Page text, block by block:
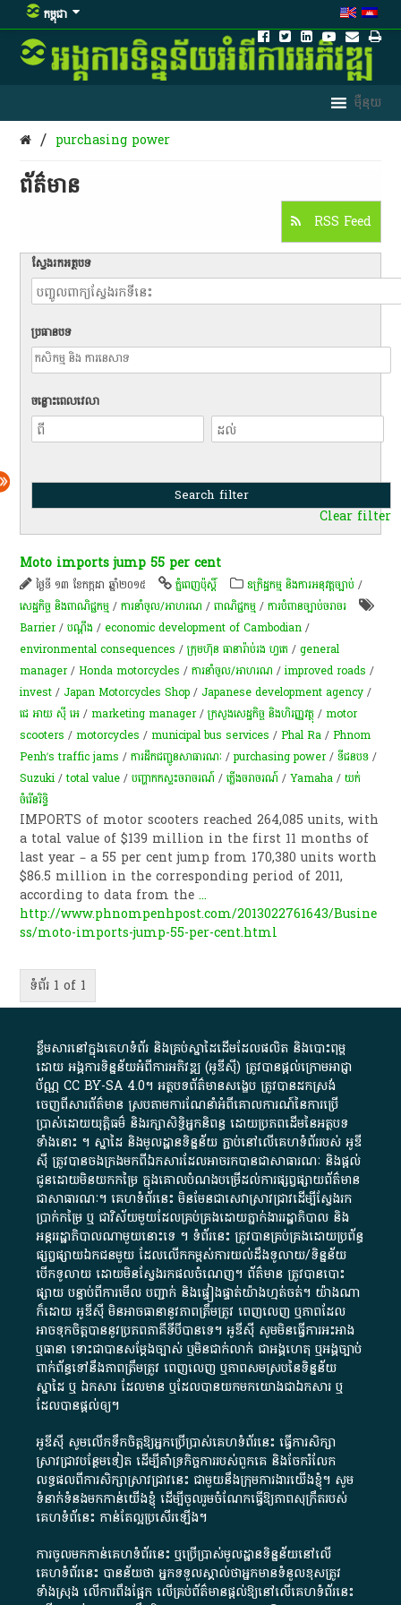
កម្ពុជា
/ purchasing power
ព័ត៌មាន​
RSS Feed
ស្វែងរកអត្ថបទ
ប្រធានបទ
ចន្លោះពេលវេលា
Clear filter
Moto imports jump 55 per cent
ថ្ងៃទី ១៣ ខែកក្កដា ឆ្នាំ២០១៥ ភ្នំពេញប៉ុស្តិ៍ ឧក្រិដ្ឋកម្ម និងការអនុវត្តច្បាប់ /
សេដ្ឋកិច្ច និងពាណិជ្ជកម្ម /ការនាំចូល/អាហរណ /ពាណិជ្ជកម្ម /ការបំពានច្បាប់ចរាចរ
Barrier/បណ្តឹង / economic development of Cambodian /
environmental consequences /ក្រុមហ៊ុន ធានារ៉ាប់រង ហ្វតេ /general
manager/Honda motorcycles /ការនាំចូល/អាហរណ /improved roads /
invest /Japan Motorcycles Shop /Japanese development agency /
ជេ អាយ ស៊ី អេ /marketing manager/ក្រសួងសេដ្ឋកិច្ច និងហិរញ្ញវត្ថុ /motor
scooters /motorcycles /municipal bus services /Phal Ra /Phnom
Penh’s traffic jams /ការ​ដឹកជញ្ជូន​សាធារណៈ /purchasing power/ទីជន​​​បទ /
Suzuki /total value /បញ្ហា​កកស្ទះ​ចរាចរណ៍ /​ភ្លើង​ចរាចរណ៍ /Yamaha /យក់
ចំរើនរិទ្ធិ
IMPORTS of motor scooters reached 264,085 units, with
a total value of $139 million in the first 11 months of
last year – a 55 per cent jump from 170,380 units worth
$86.5 million in the corresponding period of 2011,
according to data from the...
http://www.phnompenhpost.com/2013022761643/Busine
ss/moto-imports-jump-55-per-cent.html
ទំព័រ 1 of 1
ខ្លឹមសារ​នៅ​ក្នុង​គេហទំព័រ និង​គ្រប់​ស្នា​ដៃ​ដើម​ដែល​ផលិត​ និង​បោះពុម្ព​
ដោយ​ អង្គការ​ទិន្នន័យ​អំពី​ការអភិវឌ្ឍ​​ (អូ​ឌី​ស៊ី)​ ត្រូវ​បាន​ផ្តល់​ក្រោម​អាជ្ញា
ប័ណ្ណ​CC BY-SA 4.0។​ អត្ថបទ​ព័ត៌មាន​សង្ខេប​ ត្រូវ​បាន​ដកស្រង់​
ចេញពី​សារព័ត៌មាន ស្របតាមការ​ណែនាំ​អំពី​គោលការណ៍​នៃ​ការ​ប្រើ
ប្រាស់​ដោយ​យុត្តិធម៌​ និង​រក្សាសិទ្ធិអ្នកនិពន្ធ ដោយ​ប្រភពដើម​នៃ​​អត្ថបទ
ទាំង​នោះ​ ។​ ស្នាដៃ​ និង​មូលដ្ឋាន​ទិន្នន័យ ​ភ្ជាប់​នៅ​លើ​គេហទំព័រ​របស់​ អូ​ឌី​
ស៊ី​ ត្រូវ​បាន​ចងក្រង​មក​ពី​ឯកសារ​ដែល​អាច​រក​បានជា​សាធារណៈ​ និង​ផ្តល់​
ជូន​ដោយ​មិន​យក​កម្រៃ​ ក្នុង​គោលបំណង​បម្រើ​ដល់ការ​ផ្សព្វផ្សាយ​ព័ត៌មាន​
ជា​សាធារណៈ​។​ គេហទំព័រ​នេះ​ មិនមែន​ជា​សេវា​ស្រាវជ្រាវ​ដើម្បី​ស្វែងរក
ប្រាក់​កម្រៃ​ ឬ​ ជា​វិស័យ​មួយ​ដែល​គ្រប់គ្រង​ដោយ​ភ្នាក់ងារ​រដ្ឋាភិបាល​ និង ​
អន្តររដ្ឋាភិបាល​ណាមួយ​នោះ​ទេ ​។​ ទំព័រ​នេះ​ ត្រូវ​បាន​គ្រប់គ្រង​ដោយ​ប្រព័ន្ធ​
ផ្សព្វផ្សាយ​ឯកជន​មួយ​ ដែល​លើកកម្ពស់​ការ​យល់​ដឹង​ទូលាយ​/​ទិន្នន័យ​
បើក​ទូលាយ​ ដោយ​មិនស្វែង​រក​ផល​ចំណេញ​។​ ព័ត៌មាន​ ត្រូវ​បាន​បោះ
ផ្សាយ​ បន្ទាប់​ពី​ការ​មើល​ បញ្ជាក់​ និង​ផ្ទៀងផ្ទាត់​យ៉ាង​ហ្មត់ចត់​។​ យ៉ាងណា​
ក៏​ដោយ​ អូ​ឌី​ស៊ី​ មិន​អាច​ធានា​នូវ​ភាព​ត្រឹមត្រូវ​ ពេញលេញ​ ឬ​ភាព​ដែល​
អាច​ទុកចិត្ត​បាននូវ​ប្រភព​ភាគី​ទី​បី​បាន​ទេ​។​ អូ​ឌី​ស៊ី​ សូម​មិន​ធ្វើការ​អះអាង​
ឬ​ធានា​ ទោះជា​បាន​សម្តែង​ច្បាស់​ ឬ​មិន​ជាក់លាក់​ ជា​អង្គហេតុ​ ឬ​អង្គច្បាប់​
ពាក់ព័ន្ធ​ទៅ​នឹង​ភាព​ត្រឹមត្រូវ​ ពេញលេញ​ ឬ​ភាព​សម​ស្រប​នៃ​ទិន្នន័យ​
ស្នាដៃ​ ឬ​ ឯកសារ​ ដែល​មាន​ ឬ​ដែល​បាន​យក​មក​យោង​ជា​ឯកសារ​ ឬ​
ដែល​បាន​ផ្តល់​ឲ្យ​។
អូឌីស៊ី សូមលើកទឹកចិត្តឱ្យអ្នកប្រើប្រាស់គេហទំព័រនេះ ធ្វើការសិក្សា
ស្រាវជ្រាវបន្ថែមទៀត ដើម្បីគាំទ្រកិច្ចការ​របស់ពួកគេ និងចែករំលែក
លទ្ធផលពីការសិក្សាស្រាវជ្រាវនេះ ជាមួយនឹងក្រុមការងារយើងខ្ញុំ។ សូម
ទំនាក់ទំនងមកកាន់យើងខ្ញុំ ដើម្បីចូលរួមចំណែកធ្វើឱ្យភាពសុក្រឹតរបស់
គេហទំព័នេះ កាន់តែល្អប្រសើរឡើង។
ការចូលមកកាន់គេហទំព័រនេះ ឬប្រើប្រាស់មូលដ្ឋានទិន្នន័យនៅលើ
គេហទំព័រនេះ បានន័យថា អ្នកទទួលស្គាល់ថាអ្នកមានទំនួលខុសត្រូវ
ទាំងស្រុង លើការពឹងផ្អែក លើគ្រប់ព័ត៌មានផ្តល់ឱ្យនៅលើគេហទំព័រនេះ